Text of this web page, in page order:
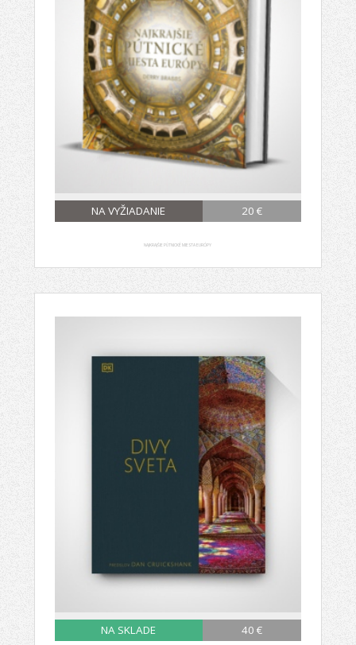
NA VYŽIADANIE 20 €
NAJKRAJŠIE PÚTNICKÉ MIESTA EURÓPY
NA SKLADE 40 €